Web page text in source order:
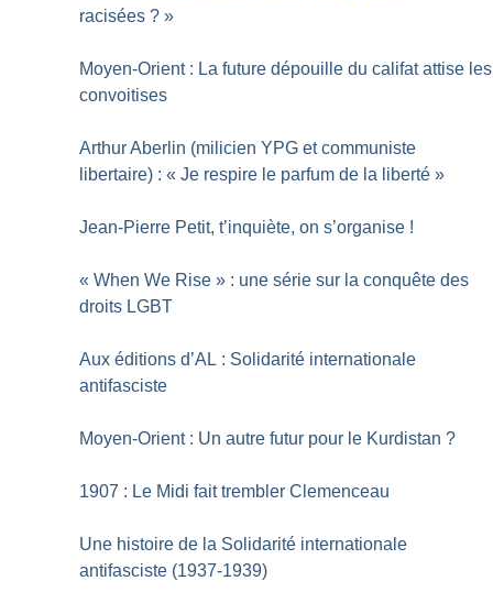
racisées ? »
Moyen-Orient : La future dépouille du califat attise les
convoitises
Arthur Aberlin (milicien YPG et communiste
libertaire) : « Je respire le parfum de la liberté »
Jean-Pierre Petit, t’inquiète, on s’organise !
« When We Rise » : une série sur la conquête des
droits LGBT
Aux éditions d’AL : Solidarité internationale
antifasciste
Moyen-Orient : Un autre futur pour le Kurdistan ?
1907 : Le Midi fait trembler Clemenceau
Une histoire de la Solidarité internationale
antifasciste (1937-1939)